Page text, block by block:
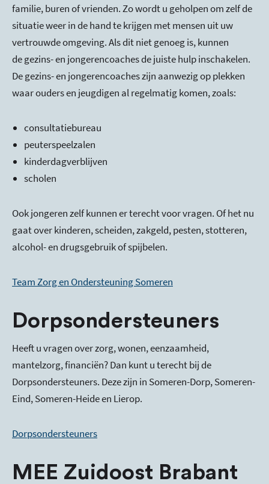
familie, buren of vrienden. Zo wordt u geholpen om zelf de
situatie weer in de hand te krijgen met mensen uit uw
vertrouwde omgeving. Als dit niet genoeg is, kunnen
de gezins- en jongerencoaches de juiste hulp inschakelen.
De gezins- en jongerencoaches zijn aanwezig op plekken
waar ouders en jeugdigen al regelmatig komen, zoals:
consultatiebureau
peuterspeelzalen
kinderdagverblijven
scholen
Ook jongeren zelf kunnen er terecht voor vragen. Of het nu
gaat over kinderen, scheiden, zakgeld, pesten, stotteren,
alcohol- en drugsgebruik of spijbelen.
Team Zorg en Ondersteuning Someren
Dorpsondersteuners
Heeft u vragen over zorg, wonen, eenzaamheid,
mantelzorg, financiën? Dan kunt u terecht bij de
Dorpsondersteuners. Deze zijn in Someren-Dorp, Someren-
Eind, Someren-Heide en Lierop.
Dorpsondersteuners
MEE Zuidoost Brabant